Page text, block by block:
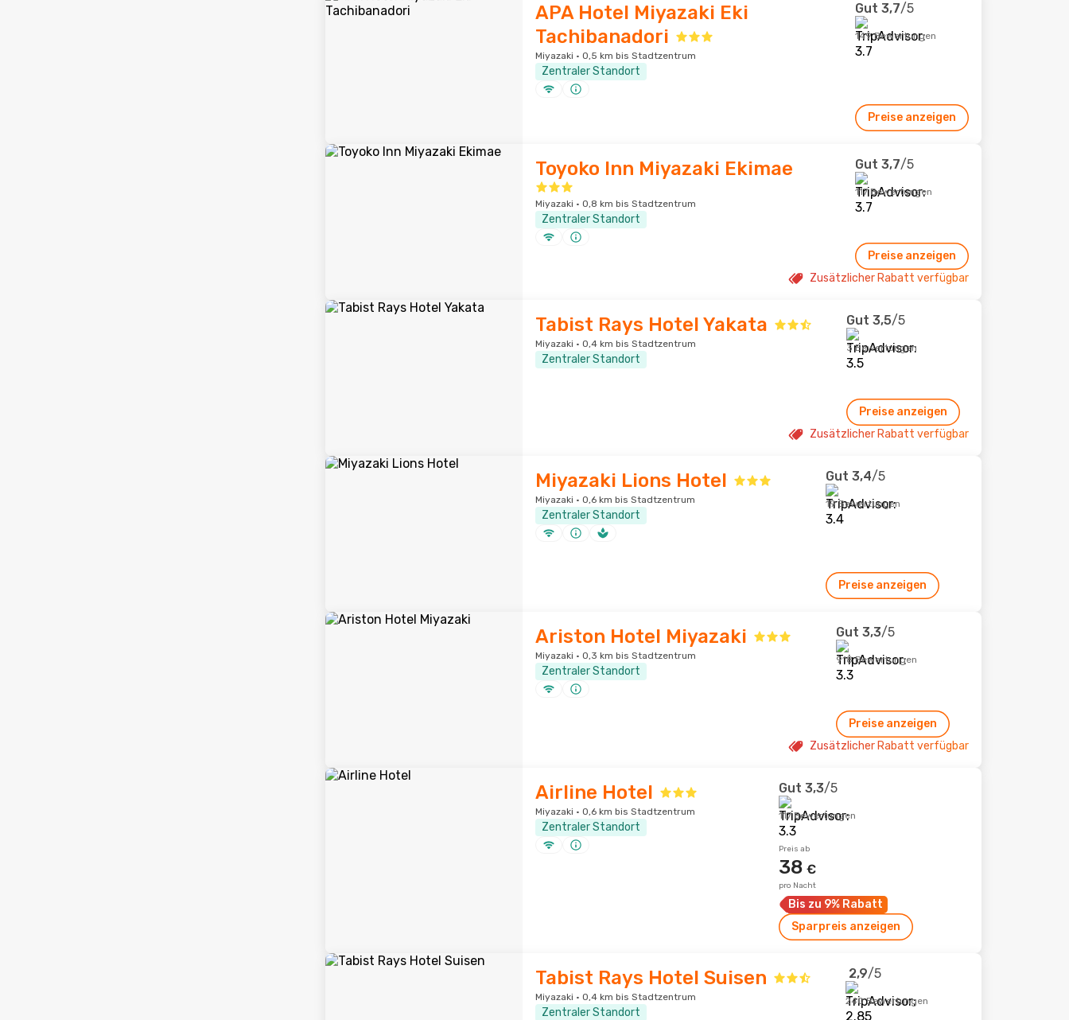
APA Hotel Miyazaki Eki
Tachibanadori
Miyazaki · 0,5 km bis Stadtzentrum
Zentraler Standort
Gut 3,7/5
149 Bewertungen
Preise anzeigen
Toyoko Inn Miyazaki Ekimae
Miyazaki · 0,8 km bis Stadtzentrum
Zentraler Standort
Gut 3,7/5
117 Bewertungen
Preise anzeigen
Zusätzlicher Rabatt verfügbar
Tabist Rays Hotel Yakata
Miyazaki · 0,4 km bis Stadtzentrum
Zentraler Standort
Gut 3,5/5
3 Bewertungen
Preise anzeigen
Zusätzlicher Rabatt verfügbar
Miyazaki Lions Hotel
Miyazaki · 0,6 km bis Stadtzentrum
Zentraler Standort
Gut 3,4/5
19 Bewertungen
Preise anzeigen
Ariston Hotel Miyazaki
Miyazaki · 0,3 km bis Stadtzentrum
Zentraler Standort
Gut 3,3/5
918 Bewertungen
Preise anzeigen
Zusätzlicher Rabatt verfügbar
Airline Hotel
Miyazaki · 0,6 km bis Stadtzentrum
Zentraler Standort
Gut 3,3/5
117 Bewertungen
Preis ab
38 €
pro Nacht
Bis zu 9% Rabatt
Sparpreis anzeigen
Tabist Rays Hotel Suisen
Miyazaki · 0,4 km bis Stadtzentrum
Zentraler Standort
2,9/5
240 Bewertungen